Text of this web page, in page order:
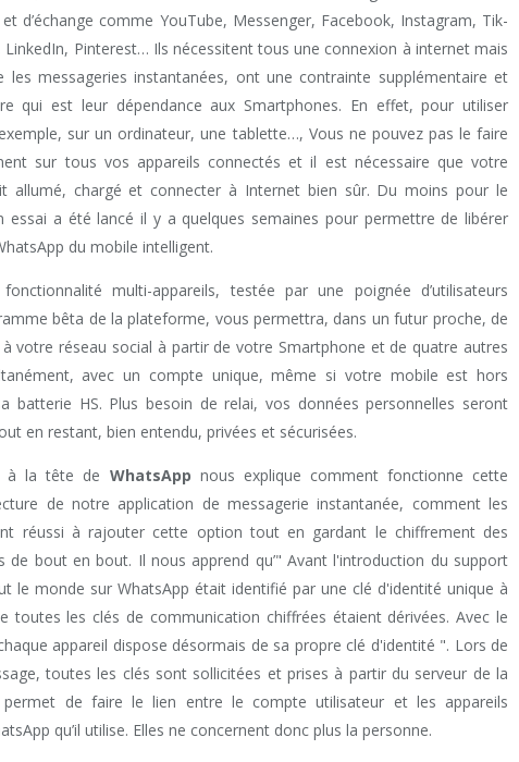
d’échange comme YouTube, Messenger, Facebook, Instagram, Tik-
LinkedIn, Pinterest… Ils nécessitent tous une connexion à internet mais
les messageries instantanées, ont une contrainte supplémentaire et
qui est leur dépendance aux Smartphones. En effet, pour utiliser
sur un ordinateur, une tablette…, Vous ne pouvez pas le faire
sur tous vos appareils connectés et il est nécessaire que votre
allumé, chargé et connecter à Internet bien sûr. Du moins pour le
essai a été lancé il y a quelques semaines pour permettre de libérer
du mobile intelligent.
multi-appareils, testée par une poignée d’utilisateurs
bêta de la plateforme, vous permettra, dans un futur proche, de
votre réseau social à partir de votre Smartphone et de quatre autres
avec un compte unique, même si votre mobile est hors
batterie HS. Plus besoin de relai, vos données personnelles seront
en restant, bien entendu, privées et sécurisées.
à la tête de WhatsApp nous explique comment fonctionne cette
de notre application de messagerie instantanée, comment les
réussi à rajouter cette option tout en gardant le chiffrement des
de bout en bout. Il nous apprend qu’" Avant l'introduction du support
le monde sur WhatsApp était identifié par une clé d'identité unique à
toutes les clés de communication chiffrées étaient dérivées. Avec le
appareil dispose désormais de sa propre clé d'identité ". Lors de
toutes les clés sont sollicitées et prises à partir du serveur de la
de faire le lien entre le compte utilisateur et les appareils
qu’il utilise. Elles ne concernent donc plus la personne.